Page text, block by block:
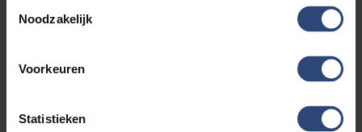
Noodzakelijk
Voorkeuren
Statistieken
DAB
navigatiesysteem full map